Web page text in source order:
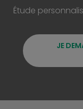
Étude
JE